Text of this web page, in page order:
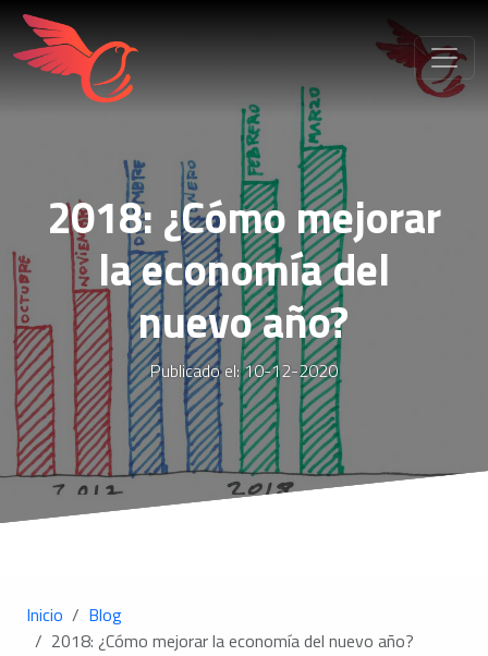
2018: ¿Cómo mejorar
la economía del
nuevo año?
Publicado el: 10-12-2020
Inicio
Blog
2018: ¿Cómo mejorar la economía del nuevo año?